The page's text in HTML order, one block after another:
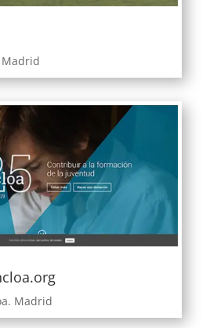
Madrid
Madrid